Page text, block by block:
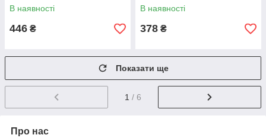
В наявності
446 ₴
В наявності
378 ₴
Показати ще
1 / 6
Про нас